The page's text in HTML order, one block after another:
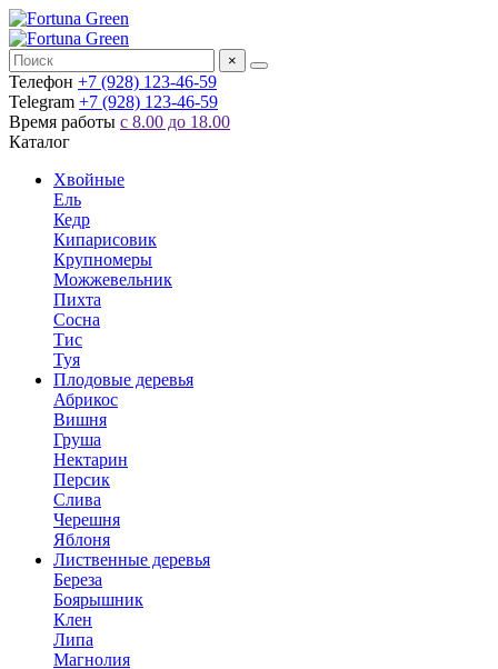
×
Телефон +7 (928) 123-46-59
Telegram +7 (928) 123-46-59
Время работы с 8.00 до 18.00
Каталог
Хвойные
Ель
Кедр
Кипарисовик
Крупномеры
Можжевельник
Пихта
Сосна
Тис
Туя
Плодовые деревья
Абрикос
Вишня
Груша
Нектарин
Персик
Слива
Черешня
Яблоня
Лиственные деревья
Береза
Боярышник
Клен
Липа
Магнолия